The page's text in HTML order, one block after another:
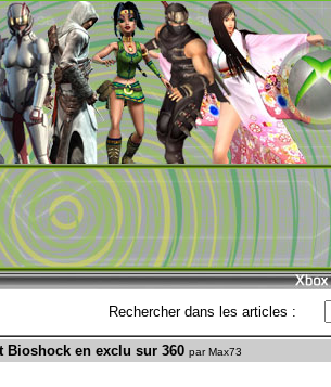
Rechercher dans les articles :
Bioshock en exclu sur 360 par Max73